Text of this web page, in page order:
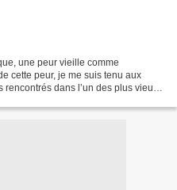
une peur vieille comme
cette peur, je me suis tenu aux
dans l’un des plus vieux